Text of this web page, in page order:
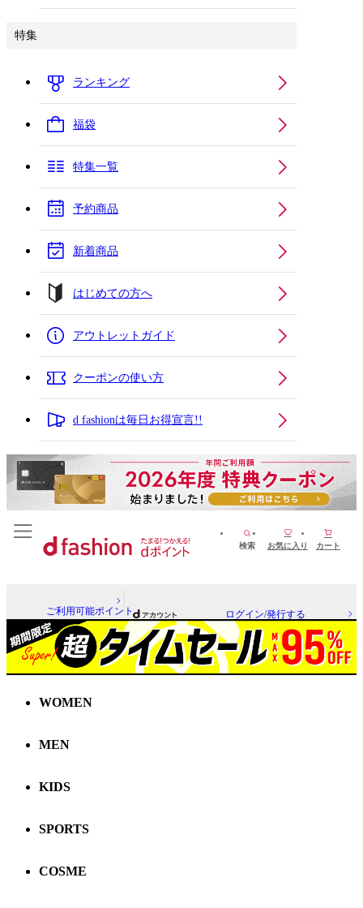
特集
ランキング
福袋
特集一覧
予約商品
新着商品
はじめての方へ
アウトレットガイド
クーポンの使い方
d fashionは毎日お得宣言!!
検索 お気に入り カート
ご利用可能ポイント ログイン/発行する
WOMEN
MEN
KIDS
SPORTS
COSME